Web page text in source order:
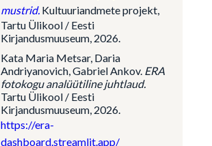
mustrid.Kultuuriandmete projekt,
Tartu Ülikool / Eesti
Kirjandusmuuseum, 2026.
Kata Maria Metsar, Daria
Andriyanovich, Gabriel Ankov. ERA
fotokogu analüütiline juhtlaud.
Tartu Ülikool / Eesti
Kirjandusmuuseum, 2026.
https://era-
dashboard.streamlit.app/